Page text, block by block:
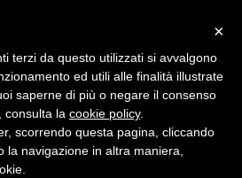
cosa cambia
×
terzi da questo utilizzati si avvalgono
ed utili alle finalità illustrate
saperne di più o negare il consenso
consulta la cookie policy.
scorrendo questa pagina, cliccando
la navigazione in altra maniera,